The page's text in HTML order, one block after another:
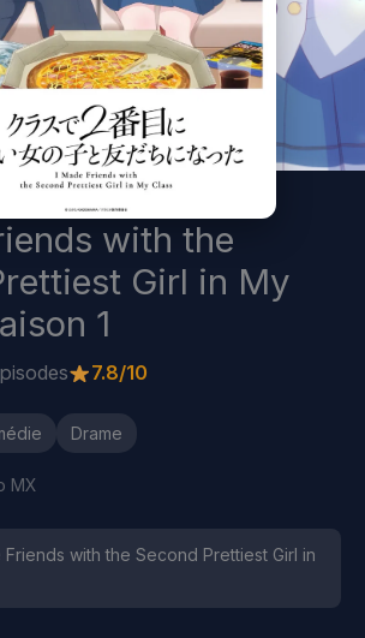
with the
Girl in My
1
7.8/10
Drame
MX
Friends with the Second Prettiest Girl in